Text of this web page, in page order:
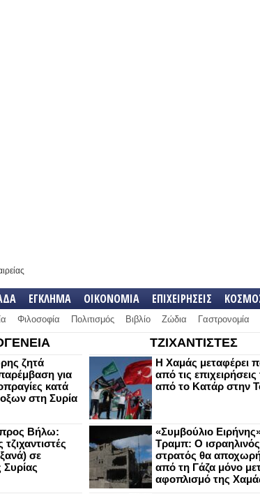
ΕΓΚΛΗΜΑ ΟΙΚΟΝΟΜΙΑ ΕΠΙΧΕΙΡΗΣΕΙΣ
Φιλοσοφία Πολιτισμός Βιβλίο Ζώδια Γαστρονομία
ζητά
για
κατά
στη Συρία
προς Βήλω:
σε
ΤΖΙΧΑΝΤΙΣΤΕΣ
Η Χαμάς μεταφέρει
από τις επιχειρήσεις
από το Κατάρ στην
«Συμβούλιο
Τραμπ: Ο ισραηλινός
στρατός θα
από τη Γάζα μόνο
αφοπλισμό της